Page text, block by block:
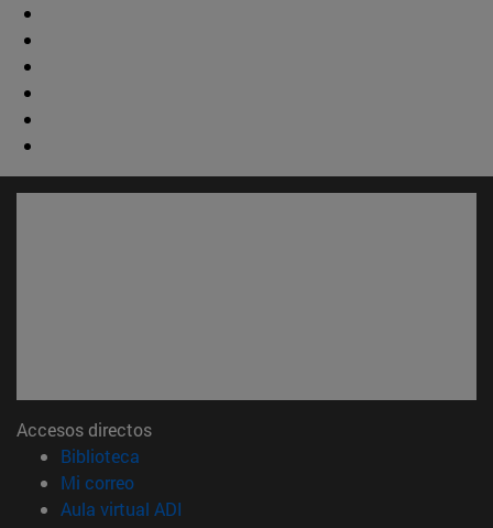
Accesos directos
Biblioteca
Mi correo(abre en nueva ventana)
Aula virtual ADI